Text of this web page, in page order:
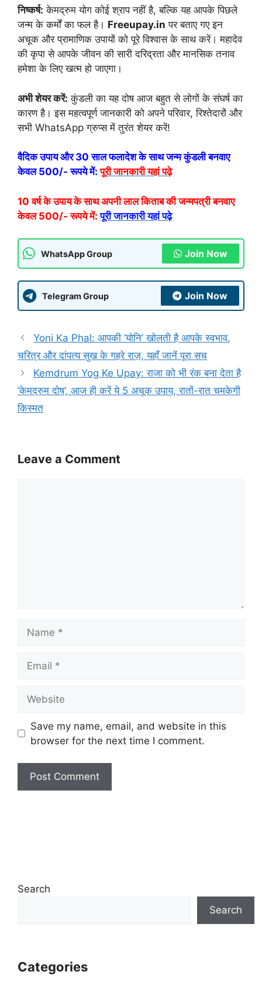
निष्कर्ष: केमद्रुम योग कोई श्राप नहीं है, बल्कि यह आपके पिछले
जन्म के कर्मों का फल है। Freeupay.in पर बताए गए इन
अचूक और प्रामाणिक उपायों को पूरे विश्वास के साथ करें। महादेव
की कृपा से आपके जीवन की सारी दरिद्रता और मानसिक तनाव
हमेशा के लिए खत्म हो जाएगा।
अभी शेयर करें: कुंडली का यह दोष आज बहुत से लोगों के संघर्ष का
कारण है। इस महत्वपूर्ण जानकारी को अपने परिवार, रिश्तेदारों और
सभी WhatsApp ग्रुप्स में तुरंत शेयर करें!
वैदिक उपाय और 30 साल फलादेश के साथ जन्म कुंडली बनवाए
केवल 500/- रूपये में: पूरी जानकारी यहां पढ़े
10 वर्ष के उपाय के साथ अपनी लाल किताब की जन्मपत्री बनवाए
केवल 500/- रूपये में: पूरी जानकारी यहां पढ़े
WhatsApp Group Join Now
Telegram Group Join Now
Yoni Ka Phal: आपकी ‘योनि’ खोलती है आपके स्वभाव,
चरित्र और दांपत्य सुख के गहरे राज़, यहाँ जानें पूरा सच
Kemdrum Yog Ke Upay: राजा को भी रंक बना देता है
‘केमद्रुम दोष’, आज ही करें ये 5 अचूक उपाय, रातों-रात चमकेगी
किस्मत
Leave a Comment
Save my name, email, and website in this
browser for the next time I comment.
Search
Search
Categories